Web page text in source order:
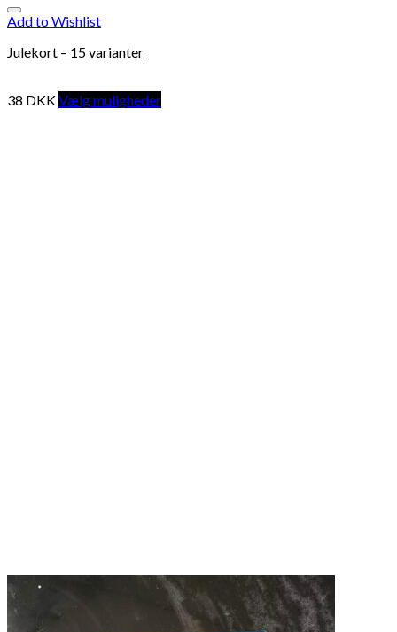
Add to Wishlist
Julekort – 15 varianter
38 DKKVælg muligheder